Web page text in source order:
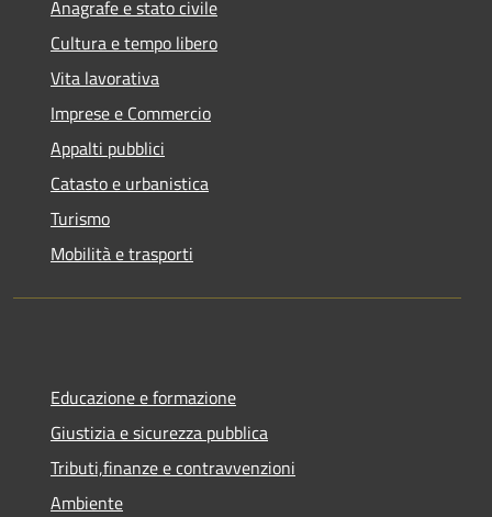
Anagrafe e stato civile
Cultura e tempo libero
Vita lavorativa
Imprese e Commercio
Appalti pubblici
Catasto e urbanistica
Turismo
Mobilità e trasporti
Educazione e formazione
Giustizia e sicurezza pubblica
Tributi,finanze e contravvenzioni
Ambiente